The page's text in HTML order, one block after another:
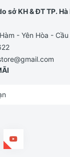
sở KH & ĐT TP.
- Yên Hòa -